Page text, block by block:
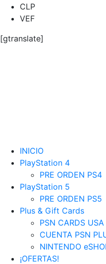
CLP
VEF
[gtranslate]
INICIO
PlayStation 4
PRE ORDEN PS4
PlayStation 5
PRE ORDEN PS5
Plus & Gift Cards
PSN CARDS
CUENTA PSN
NINTENDO
¡OFERTAS!